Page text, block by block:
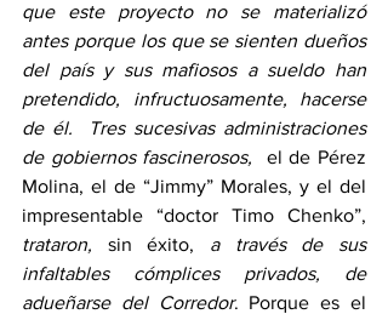
que este proyecto no se materializó
antes porque los que se sienten dueños
del país y sus mafiosos a sueldo han
pretendido, infructuosamente, hacerse
de él.  Tres sucesivas administraciones
de gobiernos fascinerosos, el de Pérez
Molina, el de “Jimmy” Morales, y el del
trataron, sin éxito, a través de sus
infaltables cómplices privados, de
adueñarse del Corredor. Porque es el